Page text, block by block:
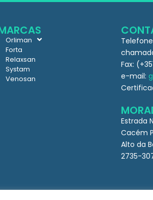
Orliman
Forta
Relaxsan
Systam
Venosan
Fax:
e-mail:
Estrada
Cacém
Alto da
2735-